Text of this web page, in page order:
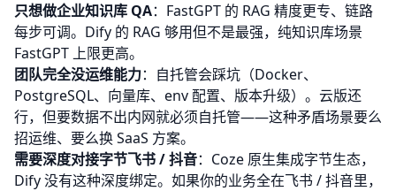
只想做企业知识库 QA： FastGPT 的 RAG 精度更专、链路
每步可调。Dify 的 RAG 够用但不是最强，纯知识库场景
FastGPT 上限更高。
团队完全没运维能力：自托管会踩坑（Docker、
PostgreSQL、向量库、env 配置、版本升级）。云版还
行，但要数据不出内网就必须自托管——这种矛盾场景要么
招运维、要么换 SaaS 方案。
需要深度对接字节飞书 / 抖音： Coze 原生集成字节生态，
Dify 没有这种深度绑定。如果你的业务全在飞书 / 抖音里，